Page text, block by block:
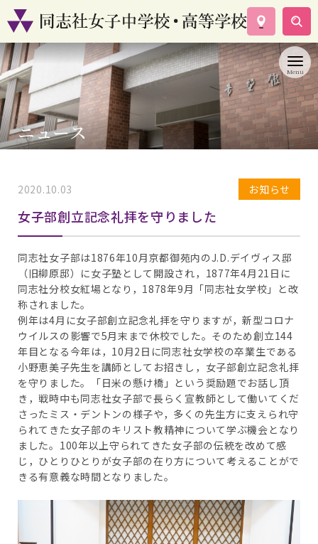
学校案内
コース紹介
学校生活
入試情報
資料請求
ニュース
2020.10.03 お知らせ
女子部創立記念礼拝を守りました
同志社女子部は1876年10月京都御苑内のJ.D.デイヴィス邸
（旧柳原邸）に女子塾として開設され，1877年4月21日に
同志社分校女紅場となり，1878年9月「同志社女学校」と改
称されました。
例年は4月に女子部創立記念礼拝を守りますが，新型コロナ
ウイルスの影響で5月末まで休校でした。そのため創立144
年目となる今年は，10月2日に同志社女学校の卒業生である
小野恵美子先生を講師としてお招きし，女子部創立記念礼拝
を守りました。「日米の懸け橋」という奨励題でお話し頂
き，戦時中も同志社女子部で長らく宣教師として働いてくだ
さったミス・デントンの様子や，多くの先生方に支えられ守
られてきた女子部のキリスト教精神について学ぶ機会となり
ました。100年以上守られてきた女子部の伝統を改めて感
じ，ひとりひとりが女子部の在り方について考えることがで
きる有意義な時間となりました。